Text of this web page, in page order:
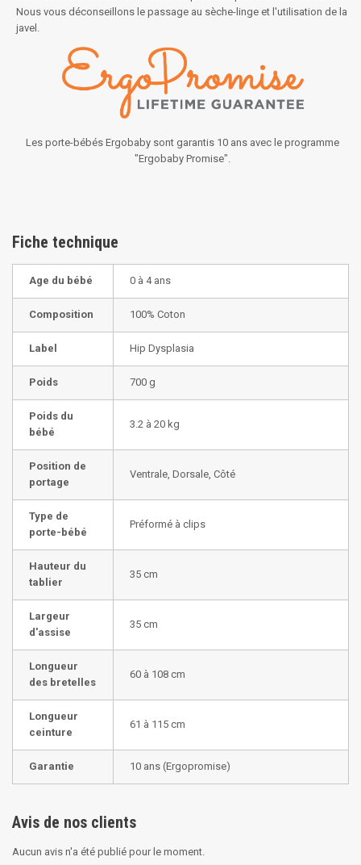
Nous vous déconseillons le passage au sèche-linge et l'utilisation de la
javel.
Les porte-bébés Ergobaby sont garantis 10 ans avec le programme
"Ergobaby Promise".
Fiche technique
Age du bébé 0 à 4 ans
Composition 100% Coton
Label Hip Dysplasia
Poids 700 g
Poids du
bébé
3.2 à 20 kg
Position de
portage
Ventrale, Dorsale, Côté
Type de
porte-bébé
Préformé à clips
Hauteur du
tablier
35 cm
Largeur
d'assise
35 cm
Longueur
des bretelles
60 à 108 cm
Longueur
ceinture
61 à 115 cm
Garantie 10 ans (Ergopromise)
Avis de nos clients
Aucun avis n'a été publié pour le moment.